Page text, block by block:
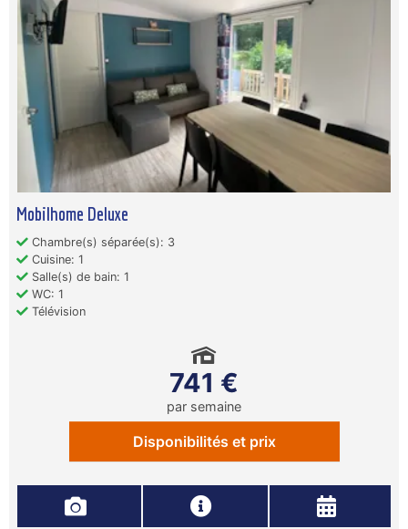
Mobilhome Deluxe
Chambre(s) séparée(s): 3
Cuisine: 1
Salle(s) de bain: 1
WC: 1
Télévision
741 €
par semaine
Disponibilités et prix